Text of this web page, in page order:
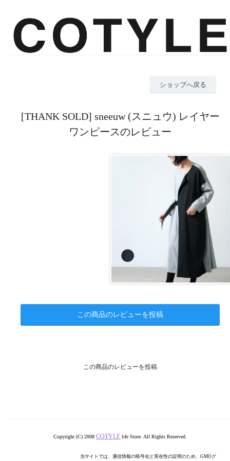
ショップへ戻る
[THANK SOLD] sneeuw (スニュウ) レイヤー
ワンピースのレビュー
この商品のレビューを投稿
この商品のレビューを投稿
Copyright (C) 2008 COTYLE life Store. All Rights Reserved.
当サイトでは、通信情報の暗号化と実在性の証明のため、GMOグ